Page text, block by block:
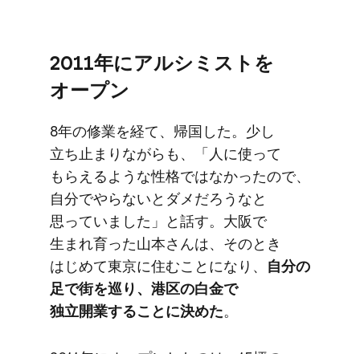
2011年に​アルシミストを​
オープン
8年の​修業を​経て、​帰国した。​少し​
立ち止まりながらも、​「人に​使って​
もらえるような​性格ではなかったので、​
自分で​やらないと​ダメだろうなと​
思っていました」と​話す。​大阪で​
生まれ育った​山本さんは、​その​とき​
はじめて​東京に​住むことに​なり、 ​自分の​
足で​街を​巡り、​港区の​白金で​
独立開業する​ことに​決めた。